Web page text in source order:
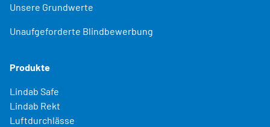
Unsere Grundwerte
Unaufgeforderte Blindbewerbung
Produkte
Lindab Safe
Lindab Rekt
Luftdurchlässe